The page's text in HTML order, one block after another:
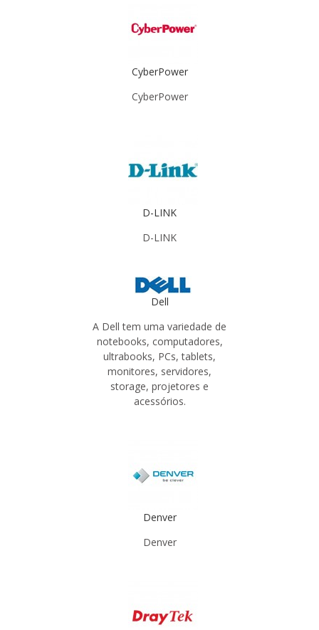
CyberPower
CyberPower
D-LINK
D-LINK
Dell
A Dell tem uma variedade de
notebooks, computadores,
ultrabooks, PCs, tablets,
monitores, servidores,
storage, projetores e
acessórios.
Denver
Denver